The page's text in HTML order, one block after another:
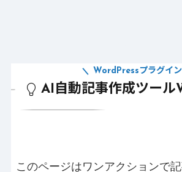
AI自動記事作成ツー
WordPressプラグイン
このページはワンアクションで